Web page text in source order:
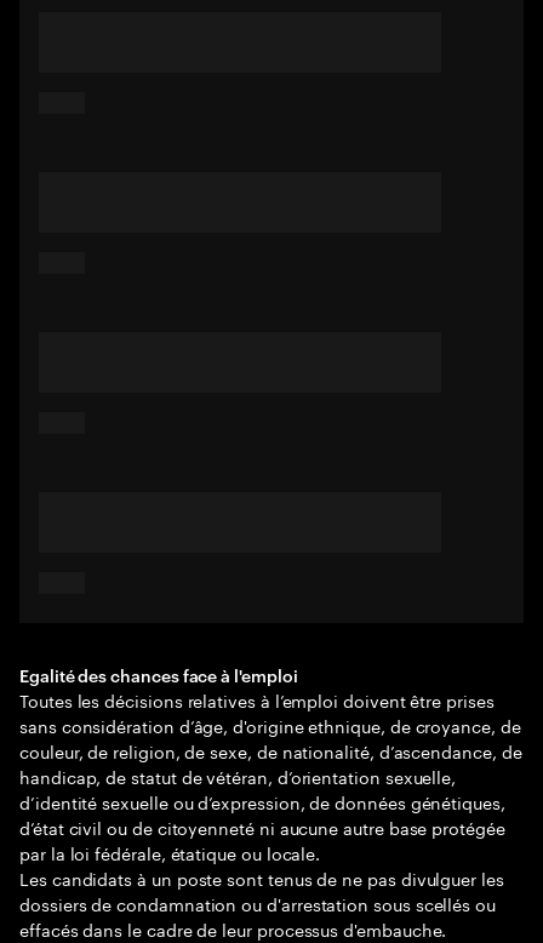
Egalité des chances face à l'emploi
Toutes les décisions relatives à l’emploi doivent être prises
sans considération d’âge, d'origine ethnique, de croyance, de
couleur, de religion, de sexe, de nationalité, d’ascendance, de
handicap, de statut de vétéran, d’orientation sexuelle,
d’identité sexuelle ou d’expression, de données génétiques,
d’état civil ou de citoyenneté ni aucune autre base protégée
par la loi fédérale, étatique ou locale.
Les candidats à un poste sont tenus de ne pas divulguer les
dossiers de condamnation ou d'arrestation sous scellés ou
effacés dans le cadre de leur processus d'embauche.